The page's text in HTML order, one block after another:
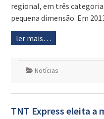
regional, em três
pequena dimensão. Em
ler mais…
Notícias
TNT Express eleita a